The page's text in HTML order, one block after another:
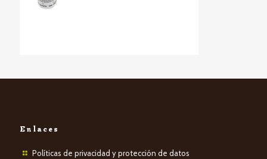
Enlaces
Políticas de privacidad y protección de datos